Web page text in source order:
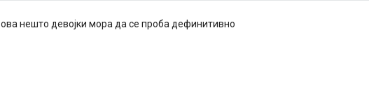
ова нешто девојки мора да се проба дефинитивно